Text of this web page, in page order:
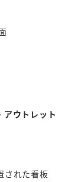
アウトレット
された看板